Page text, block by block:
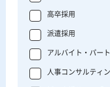
高卒採用
派遣採用
アルバイト・パー
人事コンサルティ